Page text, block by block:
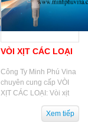
VÒI XỊT CÁC LOẠI
Công Ty Minh Phú Vina
chuyên cung cấp VÒI
XỊT CÁC LOẠI: Vòi xịt
chai rửa kính, Vòi xịt
chai sửa tắm... Vòi xịt